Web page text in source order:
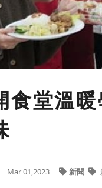
食堂溫
Mar 01,2023 新聞